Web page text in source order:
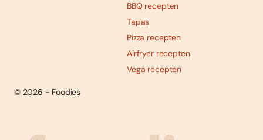
BBQ recepten
Tapas
Pizza recepten
Airfryer recepten
Vega recepten
© 2026 - Foodies